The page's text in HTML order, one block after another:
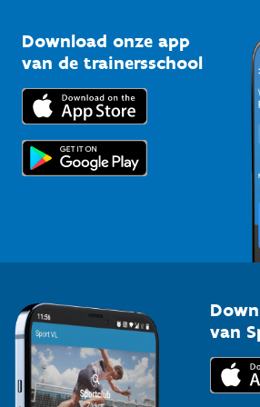
Bedrijven
Trainers en begeleiders
Topsporters
Kennisplatform
Downloads
Voor de pers
Download onze app
van de trainersschool
van